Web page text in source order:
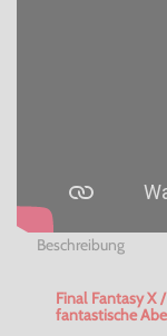
Beschreibung
Final Fantasy X
fantastische